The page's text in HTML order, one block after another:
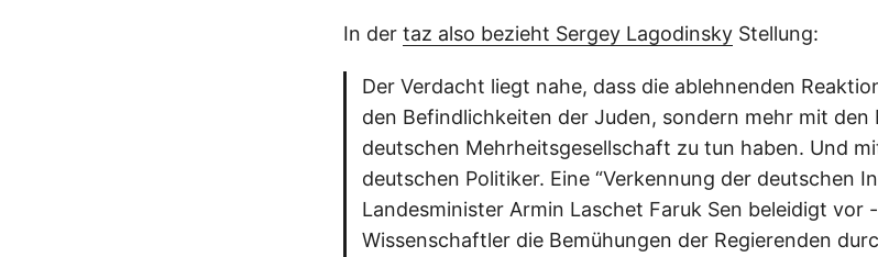
In der taz also bezieht Sergey Lagodinsky Stellung:
Der Verdacht liegt nahe, dass die ablehnenden
den Befindlichkeiten der Juden, sondern mehr mit
deutschen Mehrheitsgesellschaft zu tun haben. Und
deutschen Politiker. Eine “Verkennung der deutschen
Landesminister Armin Laschet Faruk Sen beleidigt vor
Wissenschaftler die Bemühungen der Regierenden